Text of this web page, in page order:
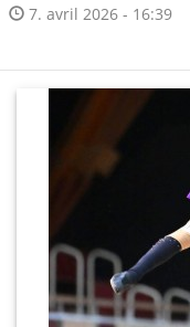
7. avril 2026 - 16:39